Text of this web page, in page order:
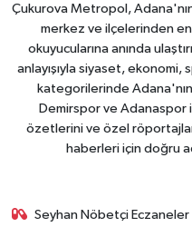
Çukurova Metropol,
merkez ve ilçelerinden
okuyucularına anında
anlayışıyla siyaset,
kategorilerinde
Demirspor ve Adanaspor
özetlerini ve özel
haberleri için doğru
Seyhan Nöbetçi Eczaneler